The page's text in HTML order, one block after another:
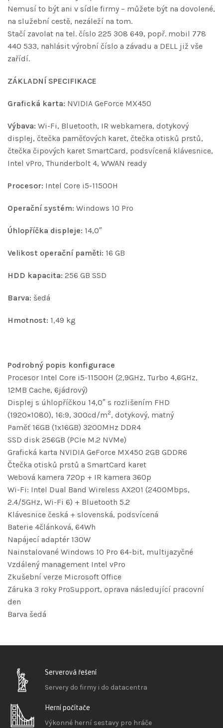
Nemusí to být ani v sídle firmy – můžete být na dovolené,
na služební cestě, nezáleží na tom.
Stačí zavolat na tel. číslo 225 308 649, popř. mobil 778
440 533, nahlásit výrobní číslo a závadu a DELL již vše
zařídí.
ZÁKLADNÍ SPECIFIKACE
Grafická karta: NVIDIA GeForce MX450
Výbava: Wi-Fi, Bluetooth, IR webkamera, dotykový
displej, čtečka paměťových karet, čtečka otisků prstů,
čtečka čipových karet SmartCard, podsvícená klávesnice,
Intel vPro, Thunderbolt 4, WWAN ready
Procesor: Intel Core i5-11500H
Operační systém: Windows 10 Pro
Úhlopříčka displeje: 14,0″
Velikost operační paměti: 16 GB
HDD kapacita: 256 GB SSD
Barva: šedá
Hmotnost: 1,49 kg
Podrobný popis konfigurace
Procesor Intel Core i5-11500H (2,9GHz, Turbo 4,6GHz,
12MB Cache, 6jádrový)
Displej s úhlopříčkou 14,0″ s rozlišením FHD
(1920×1080), 16:9, 300cd/m2, dotykový, matný
Paměť 16GB (1x16GB) 3200MHz DDR4
SSD disk 256GB (PCIe M.2 NVMe)
Grafická karta NVIDIA GeForce MX450 2GB GDDR6
Čtečka otisků prstů a SmartCard karet
Webová kamera 720p + IR kamera 360p
Wi-Fi: Intel Dual Band Wireless AX201 (2400Mbps,
2.4/5GHz, Wi-Fi 6) + Bluetooth 5.2
Klávesnice česká + slovenská, podsvícená
Baterie 4článková, 64Wh
Napájecí adaptér 130W
Nainstalované Windows 10 Pro 64-bit, multijazyčné
Vzdálený management Intel vPro
Zkušební verze Microsoft Office
Záruka 3 roky ProSupport, oprava následující pracovní
den
Barva šedá
Serverová řešení
Servery do firmy i do datacentra
Herní počítače
Výkonné herní sestavy pro hráče